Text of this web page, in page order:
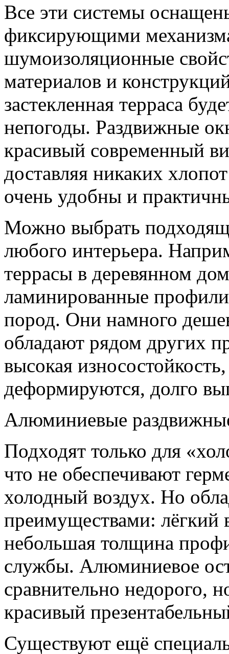
Все эти системы
фиксирующими
шумоизоляционные
материалов и
застекленная терраса
непогоды. Раздвижные
красивый современный
доставляя никаких
очень удобны и
Можно выбрать
любого интерьера.
террасы в деревянном
ламинированные
пород. Они намного
обладают рядом других
высокая
деформируются, долго
Алюминиевые
Подходят только для
что не обеспечивают
холодный воздух. Но
преимуществами: лёгкий
небольшая толщина
службы. Алюминиевое
сравнительно недорого,
красивый
Существуют ещё